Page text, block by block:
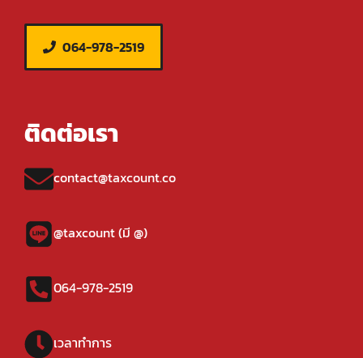
064-978-2519
ติดต่อเรา
contact@taxcount.co
@taxcount (มี @)
064-978-2519
เวลาทำการ